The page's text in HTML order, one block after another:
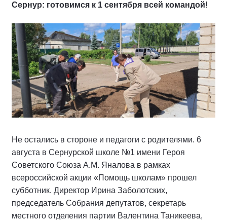
Сернур: готовимся к 1 сентября всей командой!
Не остались в стороне и педагоги с родителями. 6
августа в Сернурской школе №1 имени Героя
Советского Союза А.М. Яналова в рамках
всероссийской акции «Помощь школам» прошел
субботник. Директор Ирина Заболотских,
председатель Собрания депутатов, секретарь
местного отделения партии Валентина Таникеева,